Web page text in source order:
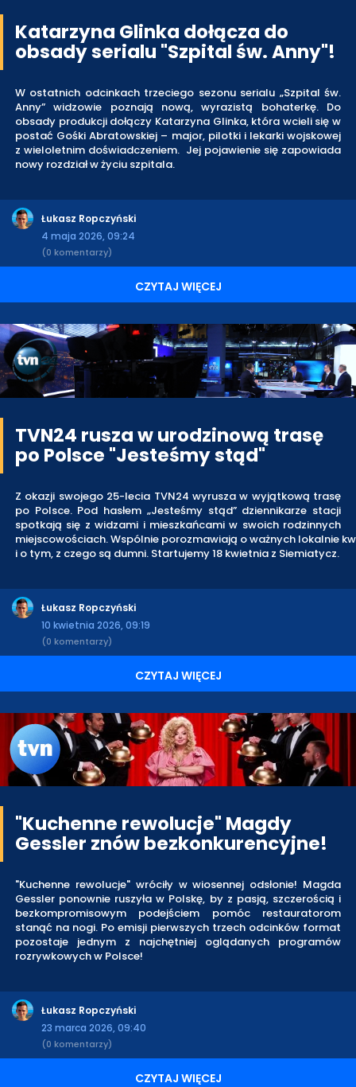
Katarzyna Glinka dołącza do
obsady serialu "Szpital św. Anny"!
W ostatnich odcinkach trzeciego sezonu serialu „Szpital św.
Anny” widzowie poznają nową, wyrazistą bohaterkę. Do
obsady produkcji dołączy Katarzyna Glinka, która wcieli się w
postać Gośki Abratowskiej – major, pilotki i lekarki wojskowej
z wieloletnim doświadczeniem. Jej pojawienie się zapowiada
nowy rozdział w życiu szpitala.
Łukasz Ropczyński
4 maja 2026, 09:24
(0 komentarzy)
CZYTAJ WIĘCEJ
TVN24 rusza w urodzinową trasę
po Polsce "Jesteśmy stąd"
Z okazji swojego 25-lecia TVN24 wyrusza w wyjątkową trasę
po Polsce. Pod hasłem „Jesteśmy stąd” dziennikarze stacji
spotkają się z widzami i mieszkańcami w swoich rodzinnych
miejscowościach. Wspólnie porozmawiają o ważnych lokalnie
i o tym, z czego są dumni. Startujemy 18 kwietnia z Siemiatycz.
Łukasz Ropczyński
10 kwietnia 2026, 09:19
(0 komentarzy)
CZYTAJ WIĘCEJ
"Kuchenne rewolucje" Magdy
Gessler znów bezkonkurencyjne!
"Kuchenne rewolucje" wróciły w wiosennej odsłonie! Magda
Gessler ponownie ruszyła w Polskę, by z pasją, szczerością i
bezkompromisowym podejściem pomóc restauratorom
stanąć na nogi. Po emisji pierwszych trzech odcinków format
pozostaje jednym z najchętniej oglądanych programów
rozrywkowych w Polsce!
Łukasz Ropczyński
23 marca 2026, 09:40
(0 komentarzy)
CZYTAJ WIĘCEJ